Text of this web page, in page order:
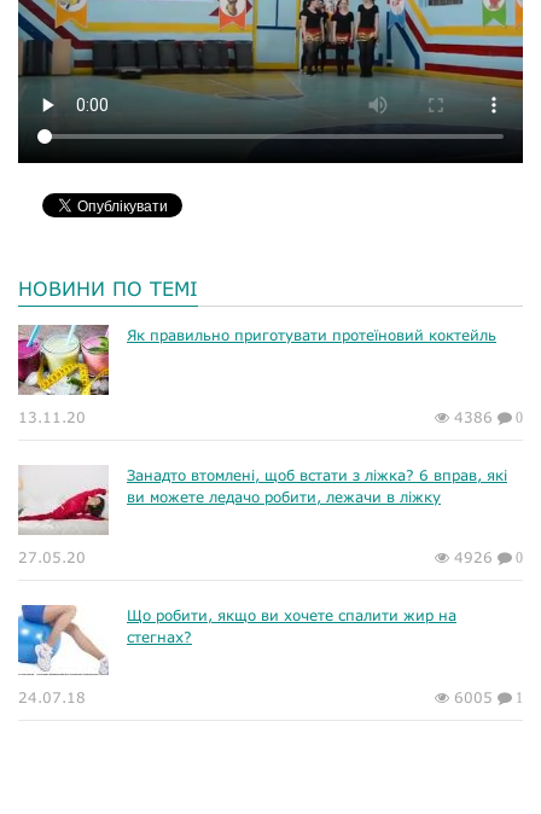
НОВИНИ ПО ТЕМІ
Як правильно приготувати протеїновий коктейль
13.11.20 4386 0
Занадто втомлені, щоб встати з ліжка? 6 вправ, які
ви можете ледачо робити, лежачи в ліжку
27.05.20 4926 0
Що робити, якщо ви хочете спалити жир на
стегнах?
24.07.18 6005 1